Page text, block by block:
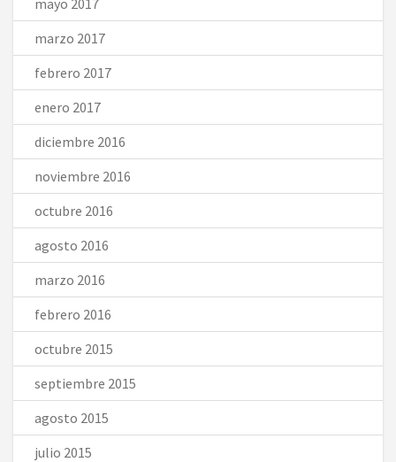
marzo 2017
febrero 2017
enero 2017
diciembre 2016
noviembre 2016
octubre 2016
agosto 2016
marzo 2016
febrero 2016
octubre 2015
septiembre 2015
agosto 2015
julio 2015